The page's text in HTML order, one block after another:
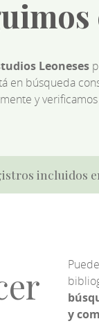
Leoneses
en búsqueda
y
incluidos
y